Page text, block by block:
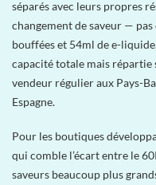
séparés avec leurs propres
changement de saveur —
bouffées et 54ml de e-
capacité totale mais répartie
vendeur régulier aux Pays-
Espagne.
Pour les boutiques
qui comble l’écart entre le
saveurs beaucoup plus